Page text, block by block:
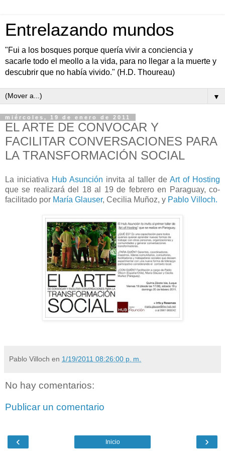
Entrelazando mundos
"Fui a los bosques porque quería vivir a conciencia y
sacarle todo el meollo a la vida, para no llegar a la muerte y
descubrir que no había vivido." (H.D. Thoureau)
▼
miércoles, 19 de enero de 2011
EL ARTE DE CONVOCAR Y
FACILITAR CONVERSACIONES PARA
LA TRANSFORMACIÓN SOCIAL
La iniciativa Hub Asunción invita al taller de Art of Hosting
que se realizará del 18 al 19 de febrero en Paraguay, co-
facilitado por María Glauser, Cecilia Muñoz, y Pablo Villoch.
Pablo Villoch en 1/19/2011 08:26:00 p. m.
No hay comentarios:
Publicar un comentario
‹ ›
Inicio